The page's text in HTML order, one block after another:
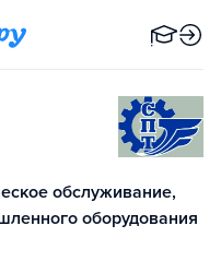
обслуживание,
оборудования